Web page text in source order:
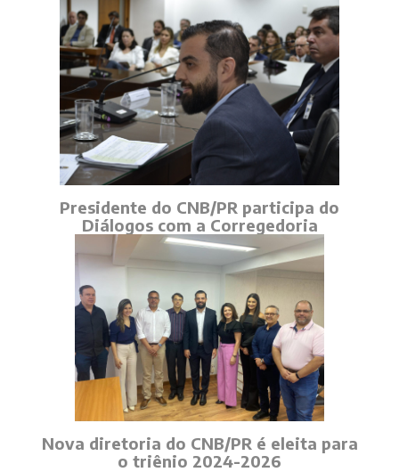
Presidente do CNB/PR participa do
Diálogos com a Corregedoria
Nova diretoria do CNB/PR é eleita para
o triênio 2024-2026